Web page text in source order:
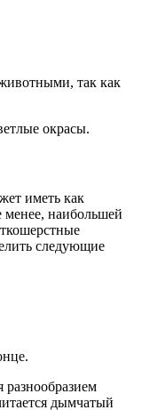
так как
окрасы.
иметь как
наибольшей
следующие
разнообразием
дымчатый